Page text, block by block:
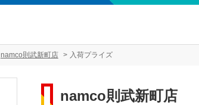
namco則武新町店 入荷プライズ
namco則武新町店